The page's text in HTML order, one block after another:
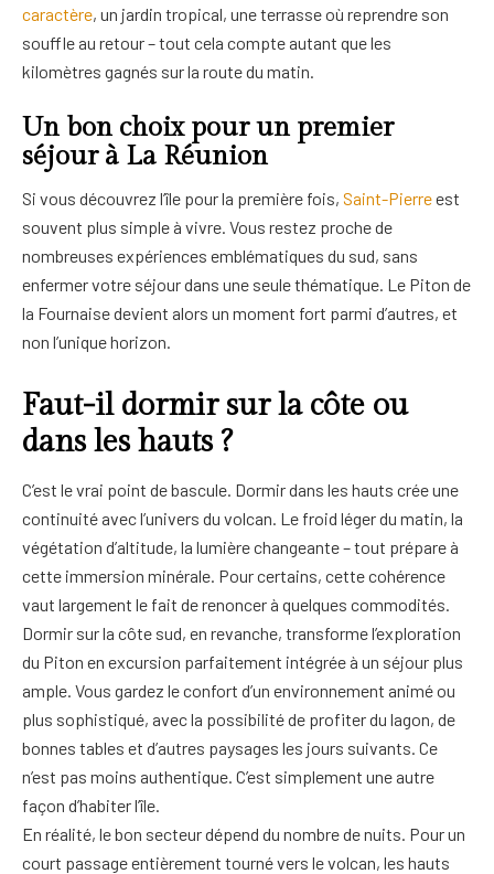
caractère, un jardin tropical, une terrasse où reprendre son
souffle au retour – tout cela compte autant que les
kilomètres gagnés sur la route du matin.
Un bon choix pour un premier
séjour à La Réunion
Si vous découvrez l’île pour la première fois, Saint-Pierreest
souvent plus simple à vivre. Vous restez proche de
nombreuses expériences emblématiques du sud, sans
enfermer votre séjour dans une seule thématique. Le Piton de
la Fournaise devient alors un moment fort parmi d’autres, et
non l’unique horizon.
Faut-il dormir sur la côte ou
dans les hauts ?
C’est le vrai point de bascule. Dormir dans les hauts crée une
continuité avec l’univers du volcan. Le froid léger du matin, la
végétation d’altitude, la lumière changeante – tout prépare à
cette immersion minérale. Pour certains, cette cohérence
vaut largement le fait de renoncer à quelques commodités.
Dormir sur la côte sud, en revanche, transforme l’exploration
du Piton en excursion parfaitement intégrée à un séjour plus
ample. Vous gardez le confort d’un environnement animé ou
plus sophistiqué, avec la possibilité de profiter du lagon, de
bonnes tables et d’autres paysages les jours suivants. Ce
n’est pas moins authentique. C’est simplement une autre
façon d’habiter l’île.
En réalité, le bon secteur dépend du nombre de nuits. Pour un
court passage entièrement tourné vers le volcan, les hauts